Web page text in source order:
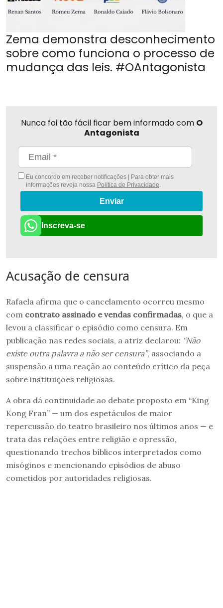
Zema demonstra desconhecimento
sobre como funciona o processo de
mudança das leis. #OAntagonista
Nunca foi tão fácil ficar bem informado com O
Antagonista
Eu concordo em receber notificações | Para obter mais
informações reveja nossa Política de Privacidade.
Enviar
Inscreva-se
Acusação de censura
Rafaela afirma que o cancelamento ocorreu mesmo
com contrato assinado e vendas confirmadas, o que a
levou a classificar o episódio como censura. Em
publicação nas redes sociais, a atriz declarou: “Não
existe outra palavra a não ser censura”, associando a
suspensão a uma reação ao conteúdo crítico da peça
sobre instituições religiosas.
A obra dá continuidade ao debate proposto em “King
Kong Fran” — um dos espetáculos de maior
repercussão do teatro brasileiro nos últimos anos — e
trata das relações entre religião e opressão,
questionando trechos bíblicos interpretados como
misóginos e mencionando episódios de abuso
cometidos por autoridades religiosas.